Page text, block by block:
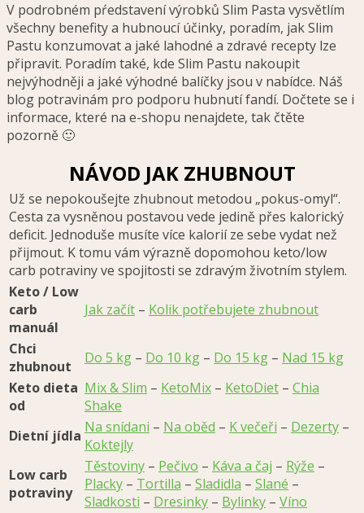
V podrobném pŕedstavení výrobků Slim Pasta vysvětlím
všechny benefity a hubnoucí účinky, poradím, jak Slim
Pastu konzumovat a jaké lahodné a zdravé recepty lze
připravit. Poradím také, kde Slim Pastu nakoupit
nejvýhodněji a jaké výhodné balíčky jsou v nabídce. Náš
blog potravinám pro podporu hubnutí fandí. Dočtete se i
informace, které na e-shopu nenajdete, tak čtěte
pozorně 🙂
NÁVOD JAK ZHUBNOUT
Už se nepokoušejte zhubnout metodou „pokus-omyl“.
Cesta za vysněnou postavou vede jedině přes kalorický
deficit. Jednoduše musíte více kalorií ze sebe vydat než
přijmout. K tomu vám výrazně dopomohou keto/low
carb potraviny ve spojitosti se zdravým životním stylem.
Keto / Low
carb
manuál
Jak začít – Kolik potřebujete zhubnout
Chci
zhubnout
Do 5 kg – Do 10 kg – Do 15 kg – Nad 15 kg
Keto dieta
od
Mix & Slim – KetoMix – KetoDiet – Chia
Shake
Dietní jídla Na snídani – Na oběd – K večeři – Dezerty –
Koktejly
Low carb
potraviny
Těstoviny – Pečivo – Káva a čaj – Rýže –
Placky – Tortilla – Sladidla – Slané –
Sladkosti – Dresinky – Bylinky – Víno